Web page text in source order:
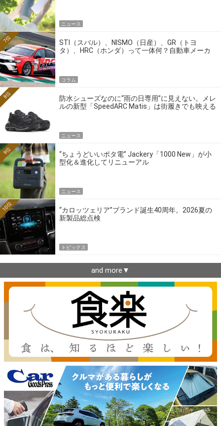
ニュース
STI（スバル）、NISMO（日産）、GR（トヨ
タ）、HRC（ホンダ）って一体何？自動車メーカ
7位
コラム
防水シューズなのに“雨の日専用”に見えない。メレ
ルの新型「SpeedARC Matis」は街履きでも映える
8位
ニュース
“ちょうどいいポタ電” Jackery「1000 New」が小
型化＆進化してリニューアル
9位
ニュース
“カロッツェリア”ブランド誕生40周年。2026夏の
新製品総点検
10位
トピックス
and more▼